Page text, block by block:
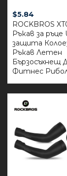
$5.84
ROCKBROS
Ръкав за ръце
защита
Ръкав Летен
Бързосъхнещ
Фитнес